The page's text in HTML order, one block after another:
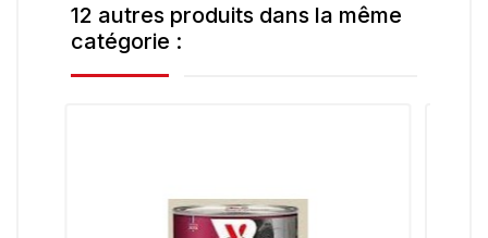
12 autres produits dans la même
catégorie :